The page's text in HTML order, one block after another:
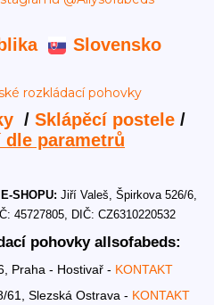
Slovensko
/ Sklápěcí postele/
dle parametrů
E-SHOPU:Jiří Valeš, Špirkova 526/6,
45727805, DIČ: CZ6310220532
pohovky allsofabeds:
Praha - Hostivař - KONTAKT
61, Slezská Ostrava - KONTAKT